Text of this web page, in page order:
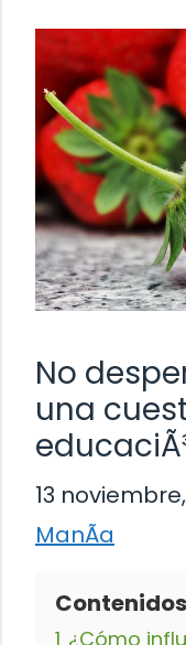
No
una
13
ManÃ­a
Contenidos
1 ¿Cómo